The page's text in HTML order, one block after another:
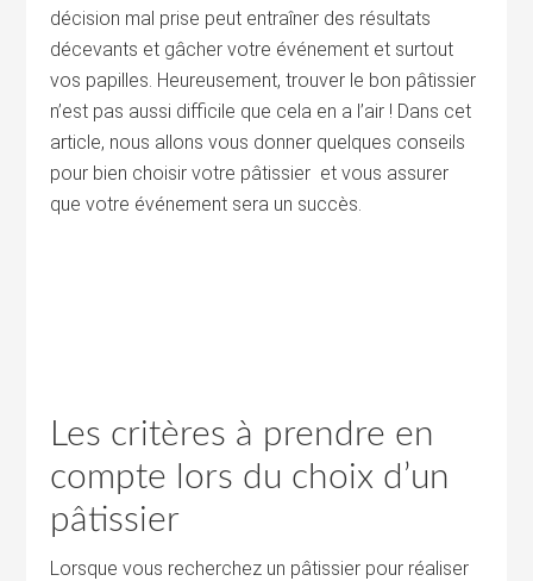
décision mal prise peut entraîner des résultats
décevants et gâcher votre événement et surtout
vos papilles. Heureusement, trouver le bon pâtissier
n’est pas aussi difficile que cela en a l’air ! Dans cet
article, nous allons vous donner quelques conseils
pour bien choisir votre pâtissier et vous assurer
que votre événement sera un succès.
Les critères à prendre en
compte lors du choix d’un
pâtissier
Lorsque vous recherchez un pâtissier pour réaliser